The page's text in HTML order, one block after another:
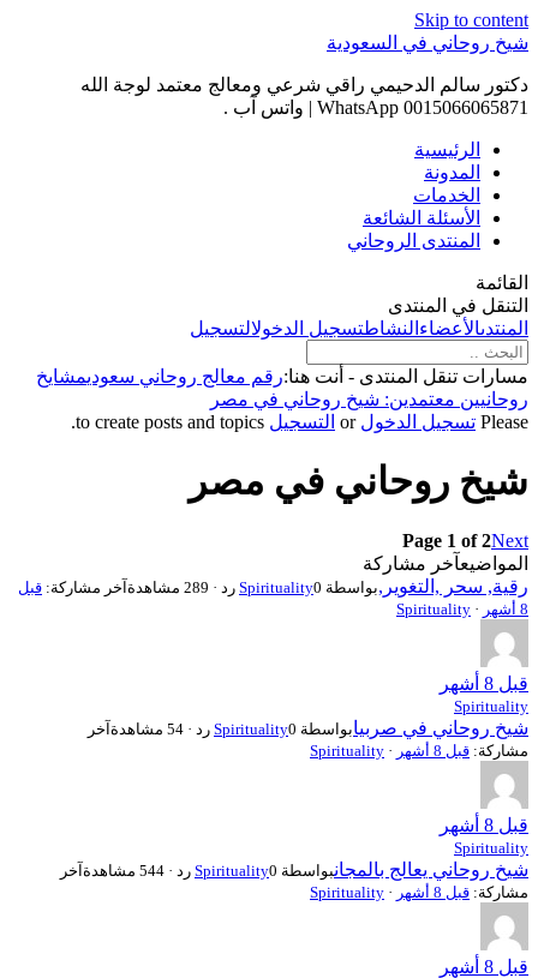
Skip to content
شيخ روحاني في السعودية
دكتور سالم الدحيمي راقي شرعي ومعالج معتمد لوجة الله
0015066065871 WhatsApp | واتس آب .
الرئيسية
المدونة
الخدمات
الأسئلة الشائعة
المنتدى الروحاني
القائمة
التنقل في المنتدى
المنتدىالأعضاء النشاطتسجيل الدخولالتسجيل
مسارات تنقل المنتدى - أنت هنا:رقم معالج روحاني سعوديمشايخ
روحانيين معتمدين: شيخ روحاني في مصر
Please تسجيل الدخول or التسجيل
شيخ روحاني في مصر
Page 1 of 2Next
المواضيعآخر مشاركة
رقية, سحر ,التغوير,بواسطة Spirituality0 رد · 289 مشاهدة آخر مشاركة: قبل
8 أشهر
·
Spirituality
قبل 8 أشهر
Spirituality
شيخ روحاني في صربيابواسطة Spirituality0 رد · 54 مشاهدة
آخر
مشاركة: قبل 8 أشهر ·
Spirituality
قبل 8 أشهر
Spirituality
شيخ روحاني يعالج بالمجانبواسطة Spirituality0 رد · 544 مشاهدة
آخر
مشاركة: قبل 8 أشهر ·
Spirituality
قبل 8 أشهر